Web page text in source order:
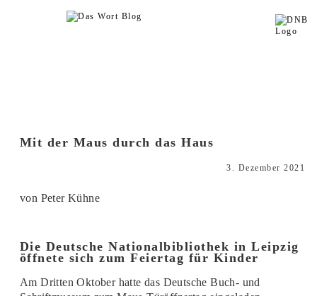
Mit der Maus durch das Haus
3. Dezember 2021
von Peter Kühne
Die Deutsche Nationalbibliothek in Leipzig
öffnete sich zum Feiertag für Kinder
Am Dritten Oktober hatte das Deutsche Buch- und